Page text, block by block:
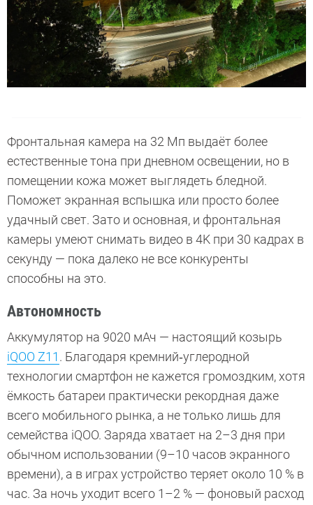
Фронтальная камера на 32 Мп выдаёт более
естественные тона при дневном освещении, но в
помещении кожа может выглядеть бледной.
Поможет экранная вспышка или просто более
удачный свет. Зато и основная, и фронтальная
камеры умеют снимать видео в 4K при 30 кадрах в
секунду — пока далеко не все конкуренты
способны на это.
Автономность
Аккумулятор на 9020 мАч — настоящий козырь
iQOO Z11. Благодаря кремний‑углеродной
технологии смартфон не кажется громоздким, хотя
ёмкость батареи практически рекордная даже
всего мобильного рынка, а не только лишь для
семейства iQOO. Заряда хватает на 2–3 дня при
обычном использовании (9–10 часов экранного
времени), а в играх устройство теряет около 10 % в
час. За ночь уходит всего 1–2 % — фоновый расход